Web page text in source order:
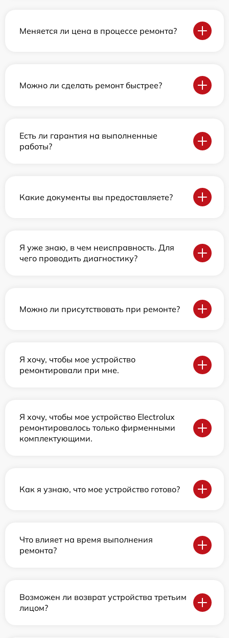
Меняется ли цена в процессе ремонта?
Можно ли сделать ремонт быстрее?
Есть ли гарантия на выполненные
работы?
Какие документы вы предоставляете?
Я уже знаю, в чем неисправность. Для
чего проводить диагностику?
Можно ли присутствовать при ремонте?
Я хочу, чтобы мое устройство
ремонтировали при мне.
Я хочу, чтобы мое устройство Electrolux
ремонтировалось только фирменными
комплектующими.
Как я узнаю, что мое устройство готово?
Что влияет на время выполнения
ремонта?
Возможен ли возврат устройства третьим
лицом?